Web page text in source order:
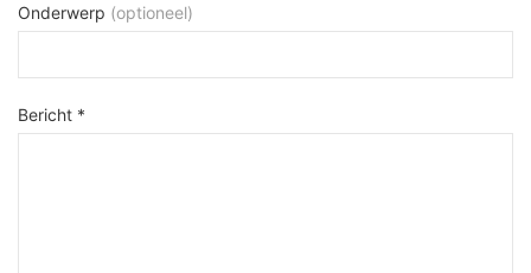
Onderwerp (optioneel)
Bericht *